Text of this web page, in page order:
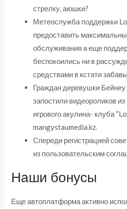
стрелку, аюшки?
Метеослужба поддержки
предоставить
обслуживания а еще
беспокоились ни в
средствами в кстати
Граждан деревушки Бейнеу
запостили видеороликов
игрового акулина- клуба
mangystaumedia.kz.
Спереди регистрацией
из пользовательским
Наши бонусы
Еще автоплатформа активно